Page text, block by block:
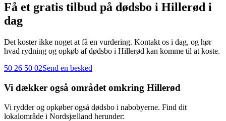
Få et gratis tilbud på dødsbo i Hillerød i
dag
Det koster ikke noget at få en vurdering. Kontakt os i dag, og hør
hvad rydning og opkøb af dødsbo i Hillerød kan komme til at koste.
50 26 50 02Send en besked
Vi dækker også området omkring Hillerød
Vi rydder og opkøber også dødsbo i nabobyerne. Find dit
lokalområde i Nordsjælland herunder: